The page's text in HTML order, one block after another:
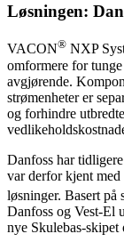
Løsningen:
VACON® NXP
omformere for
avgjørende.
strømenheter er
og forhindre
Danfoss har
var derfor kjent
løsninger. Basert
Danfoss og Vest-El
nye Skulebas-